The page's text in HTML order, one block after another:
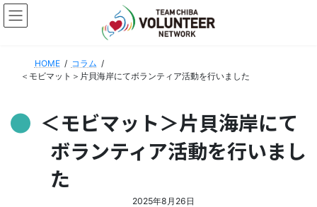
コ
ン
ナ
ビ
HOME
コラム
＜モビマット＞片貝海岸にてボランティア活動を行いました
＜モビマット＞片貝海岸にて
ボランティア活動を行いまし
た
2025年8月26日